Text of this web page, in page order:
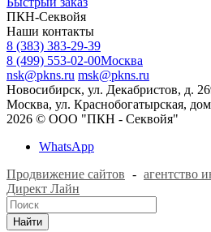
ПКН-Секвойя
Наши контакты
8 (383) 383-29-39
8 (499) 553-02-00Москва
nsk@pkns.ru msk@pkns.ru
Новосибирск, ул. Декабристов, д.
Москва, ул. Краснобогатырская,
2026 © ООО "ПКН - Секвойя"
WhatsApp
Продвижение сайтов - агентство
Директ Лайн
Найти